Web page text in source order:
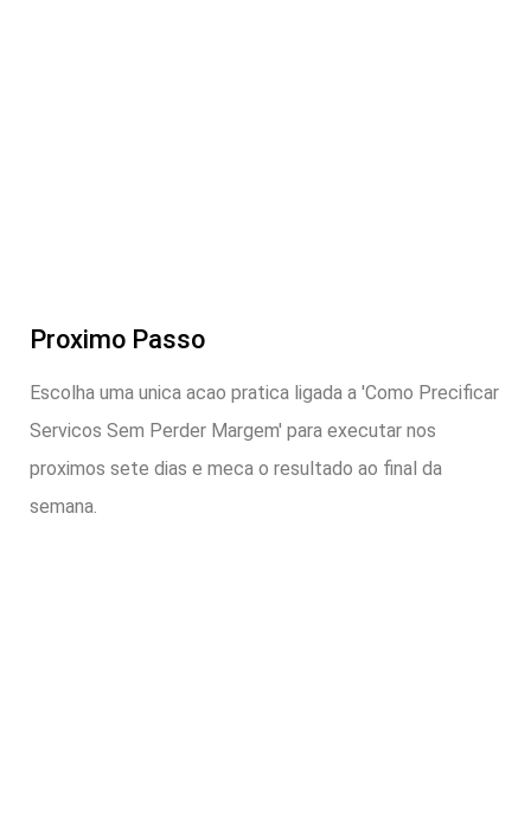
Proximo Passo
Escolha uma unica acao pratica ligada a 'Como Precificar
Servicos Sem Perder Margem' para executar nos
proximos sete dias e meca o resultado ao final da
semana.